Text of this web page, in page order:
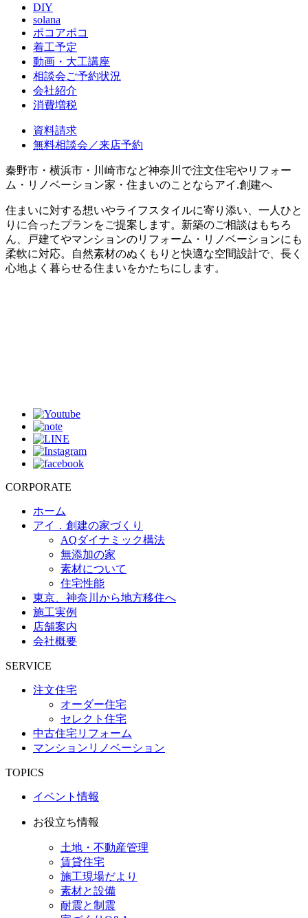
DIY
solana
ポコアポコ
着工予定
動画・大工講座
相談会ご予約状況
会社紹介
消費増税
資料請求
無料相談会／来店予約
秦野市・横浜市・川崎市など神奈川で注文住宅やリフォー
ム・リノベーション家・住まいのことならアイ.創建へ
住まいに対する想いやライフスタイルに寄り添い、一人ひと
りに合ったプランをご提案します。新築のご相談はもちろ
ん、戸建てやマンションのリフォーム・リノベーションにも
柔軟に対応。自然素材のぬくもりと快適な空間設計で、長く
心地よく暮らせる住まいをかたちにします。
CORPORATE
ホーム
アイ．創建の家づくり
AQダイナミック構法
無添加の家
素材について
住宅性能
東京、神奈川から地方移住へ
施工実例
店舗案内
会社概要
SERVICE
注文住宅
オーダー住宅
セレクト住宅
中古住宅リフォーム
マンションリノベーション
TOPICS
イベント情報
お役立ち情報
土地・不動産管理
賃貸住宅
施工現場だより
素材と設備
耐震と制震